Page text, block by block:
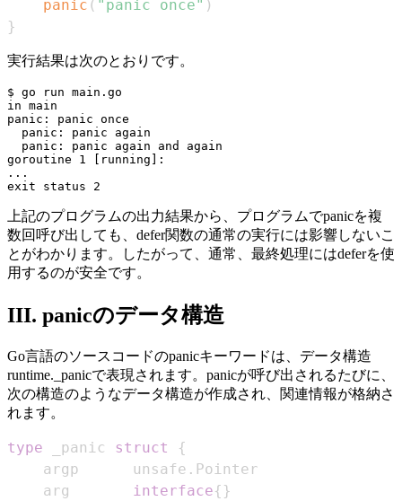
panic ( "panic once" )
}
実行結果は次のとおりです。
$ go run main.go
in main
panic: panic once
  panic: panic again
  panic: panic again and again
goroutine 1 [running]:
...
上記のプログラムの出力結果から、プログラムでpanicを複
数回呼び出しても、defer関数の通常の実行には影響しないこ
とがわかります。したがって、通常、最終処理にはdeferを使
用するのが安全です。
III. panicのデータ構造
Go言語のソースコードのpanicキーワードは、データ構造
runtime._panicで表現されます。panicが呼び出されるたびに、
次の構造のようなデータ構造が作成され、関連情報が格納さ
れます。
type _panic struct
{
	argp      unsafe
.
	arg
interface{ }